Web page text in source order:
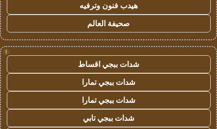
هيدب فنون وترفيه
صحيفة العالم
!
شدات ببجي اقساط
شدات ببجي تمارا
شدات ببجي تمارا
شدات ببجي تابي